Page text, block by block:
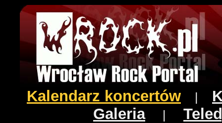
Kalendarz koncertów
Galeria|